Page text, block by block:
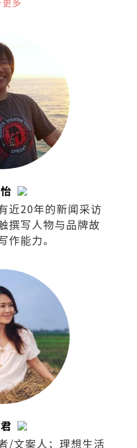
近20年的新闻采访
撰写⼈物与品牌故
作能⼒。
/文案人；理想生活